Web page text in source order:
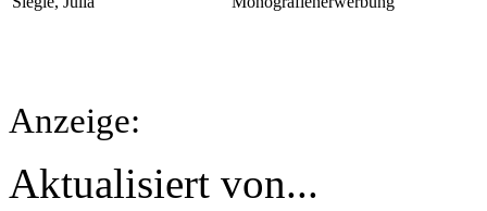
Anzeige:
Aktualisiert von...